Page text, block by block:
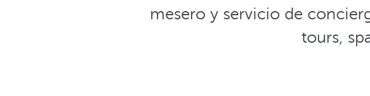
mesero y servicio de
tours,